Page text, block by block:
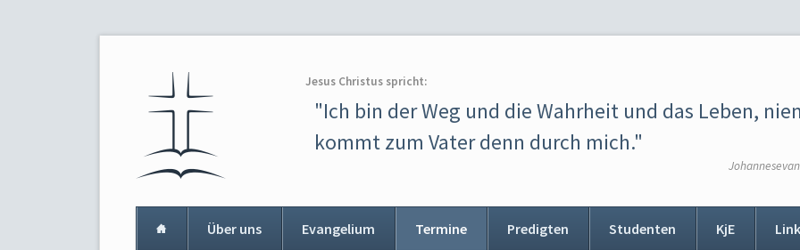
Jesus Christus spricht:
"Ich bin der Weg und die Wahrheit und das Leben,
kommt zum Vater denn durch mich."
Über uns Evangelium Termine Predigten Studenten KjE